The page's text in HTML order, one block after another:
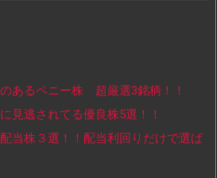
のあるペニー株 超厳選3銘柄！！
見逃されてる優良株5選！！
当株３選！！配当利回りだけで選ば